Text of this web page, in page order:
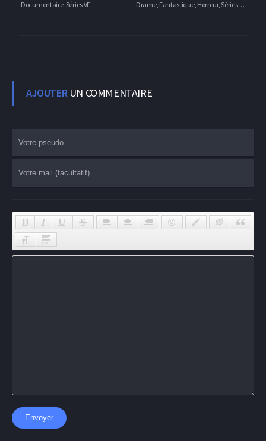
Documentaire, Séries VF Drame, Fantastique, Horreur, Séries VF
AJOUTERUN COMMENTAIRE
Envoyer